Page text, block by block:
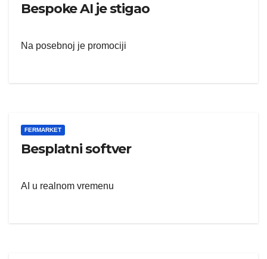
Bespoke AI je stigao
Na posebnoj je promociji
FERMARKET
Besplatni softver
AI u realnom vremenu